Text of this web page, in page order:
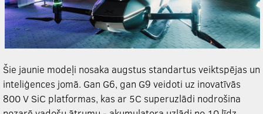
Šie jaunie modeļi nosaka augstus standartus veiktspējas un
inteliģences jomā. Gan G6, gan G9 veidoti uz inovatīvās
800 V SiC platformas, kas ar 5C superuzlādi nodrošina